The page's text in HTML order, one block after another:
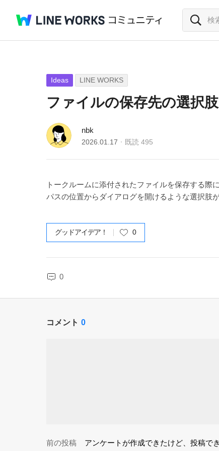
Ideas LINE WORKS
ファイルの保存先の選択
nbk
2026.01.17 既読 495
トークルームに添付されたファイルを保存する
パスの位置からダイアログを開けるような選択肢が
グッドアイデア！ 0
0
コメント 0
前の投稿 アンケートが作成できたけど、投稿で